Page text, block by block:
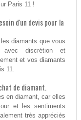
Paris 11 !
d'un devis pour la
diamants que vous
discrétion et
et vos diamants
11.
de diamant.
en diamant, car elles
et les sentiments
très appréciés